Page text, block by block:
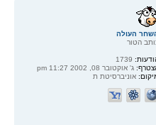
העולה
הטור
1739
ג' אוקטובר 08, 2002 11:27 pm
אוניברסיטת ת